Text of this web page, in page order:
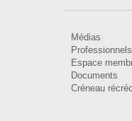
Médias
Espace
Documents
Créneau